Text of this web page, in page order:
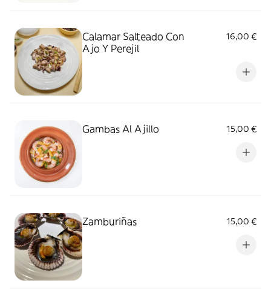
Calamar Salteado Con
Ajo Y Perejil
16,00 €
Gambas Al Ajillo 15,00 €
Zamburiñas 15,00 €